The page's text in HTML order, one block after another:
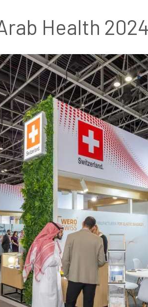
Health